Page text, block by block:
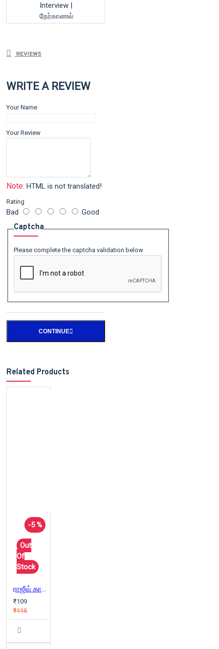
Interview |
நேர்காணல்
REVIEWS
WRITE A REVIEW
Your Name
Your Review
Note: HTML is not translated!
Rating
Bad Good
Captcha
Please complete the captcha validation below
CONTINUE
Related Products
-5 %
Out
Of
Stock
ராஜீவ் காந்தி கொலை
₹109
₹115